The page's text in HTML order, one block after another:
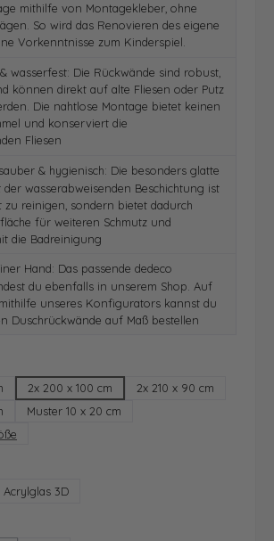
mithilfe von Montagekleber, ohne
So wird das Renovieren des eigene
Vorkenntnisse zum Kinderspiel.
wasserfest: Die Rückwände sind robust,
können direkt auf alte Fliesen oder Putz
Die nahtlose Montage bietet keinen
und konserviert die
Fliesen
& hygienisch: Die besonders glatte
wasserabweisenden Beschichtung ist
zu reinigen, sondern bietet dadurch
für weiteren Schmutz und
die Badreinigung
Hand: Das passende dedeco
du ebenfalls in unserem Shop. Auf
unseres Konfigurators kannst du
Duschrückwände auf Maß bestellen
2x 200 x 100 cm
2x 210 x 90 cm
Muster 10 x 20 cm
Acrylglas 3D